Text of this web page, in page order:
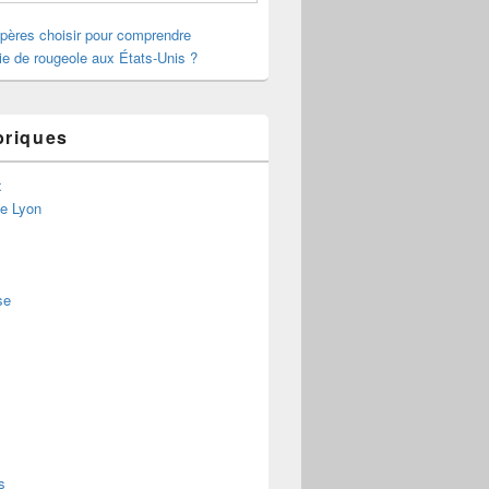
choisir pour comprendre
de rougeole aux États-Unis ?
Lyon